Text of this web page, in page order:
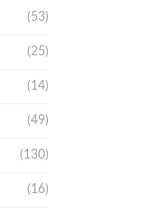
(53)
(25)
(14)
(49)
(130)
(16)